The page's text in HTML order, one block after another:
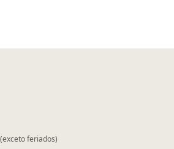
feriados)